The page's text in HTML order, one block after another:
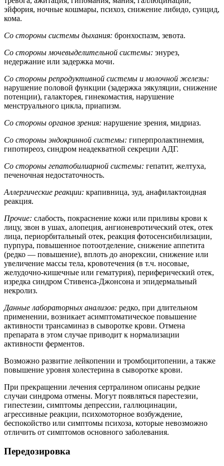
эйфория, ночные кошмары, психоз, снижение либидо, суицид,
кома.
Со стороны системы дыхания: бронхоспазм, зевота.
Со стороны мочевыделительной системы: энурез,
недержание или задержка мочи.
Со стороны репродуктивной системы и молочной железы:
нарушение половой функции (задержка эякуляции, снижение
потенции), галакторея, гинекомастия, нарушение
менструального цикла, приапизм.
Со стороны органов зрения: нарушение зрения, мидриаз.
Со стороны эндокринной системы: гиперпролактинемия,
гипотиреоз, синдром неадекватной секреции АДГ.
Со стороны гепатобилиарной системы: гепатит, желтуха,
печеночная недостаточность.
Аллергические реакции: крапивница, зуд, анафилактоидная
реакция.
Прочие: слабость, покраснение кожи или приливы крови к
лицу, звон в ушах, алопеция, ангионевротический отек, отек
лица, периорбитальный отек, реакция фотосенсибилизации,
пурпура, повышенное потоотделение, снижение аппетита
(редко — повышение), вплоть до анорексии, снижение или
увеличение массы тела, кровотечения (в т.ч. носовые,
желудочно-кишечные или гематурия), периферический отек,
изредка синдром Стивенса-Джонсона и эпидермальный
некролиз.
Данные лабораторных анализов: редко, при длительном
применении, возникает асимптоматическое повышение
активности трансаминаз в сыворотке крови. Отмена
препарата в этом случае приводит к нормализации
активности ферментов.
Возможно развитие лейкопении и тромбоцитопении, а также
повышение уровня холестерина в сыворотке крови.
При прекращении лечения сертралином описаны редкие
случаи синдрома отмены. Могут появляться парестезии,
гипестезии, симптомы депрессии, галлюцинации,
агрессивные реакции, психомоторное возбуждение,
беспокойство или симптомы психоза, которые невозможно
отличить от симптомов основного заболевания.
Передозировка